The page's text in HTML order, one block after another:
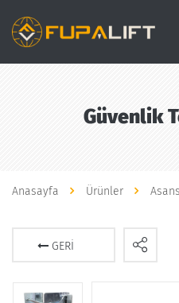
Güvenlik
Anasayfa Ürünler
GERI